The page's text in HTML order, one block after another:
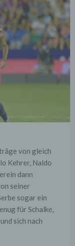
von gleich
Kehrer, Naldo
dann
seiner
sogar ein
für Schalke,
sich nach